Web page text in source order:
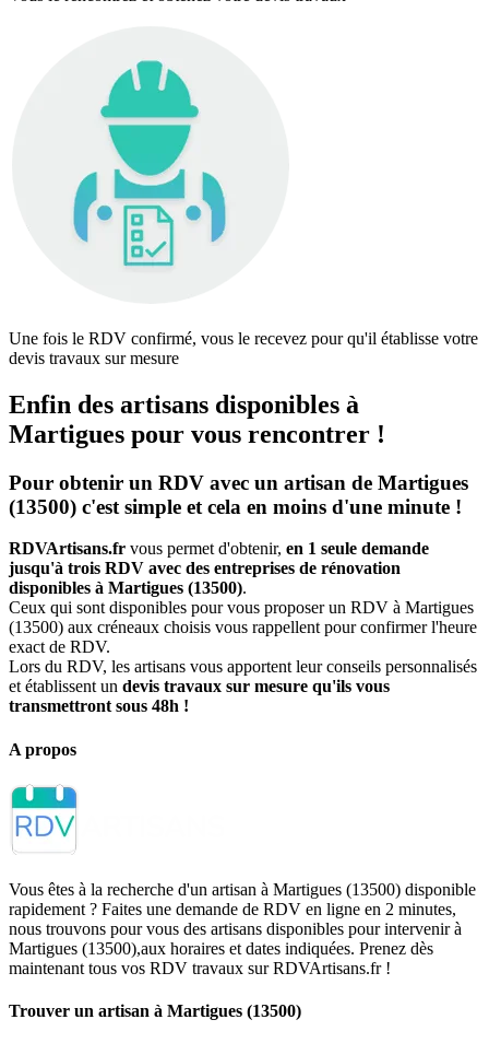
Une fois le RDV confirmé, vous le recevez pour qu'il établisse votre
devis travaux sur mesure
Enfin des artisans disponibles à
Martigues pour vous rencontrer !
Pour obtenir un RDV avec un artisan de Martigues
(13500) c'est simple et cela en moins d'une minute !
RDVArtisans.fr vous permet d'obtenir, en 1 seule demande
jusqu'à trois RDV avec des entreprises de rénovation
disponibles à Martigues (13500).
Ceux qui sont disponibles pour vous proposer un RDV à Martigues
(13500) aux créneaux choisis vous rappellent pour confirmer l'heure
exact de RDV.
Lors du RDV, les artisans vous apportent leur conseils personnalisés
et établissent un devis travaux sur mesure qu'ils vous
transmettront sous 48h !
A propos
Vous êtes à la recherche d'un artisan à Martigues (13500) disponible
rapidement ? Faites une demande de RDV en ligne en 2 minutes,
nous trouvons pour vous des artisans disponibles pour intervenir à
Martigues (13500),aux horaires et dates indiquées. Prenez dès
maintenant tous vos RDV travaux sur RDVArtisans.fr !
Trouver un artisan à Martigues (13500)